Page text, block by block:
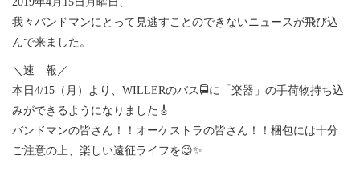
我々バンドマンにとって見逃すことのできないニュースが飛び込
んで来ました。
＼速 報／
本日4/15（月）より、WILLERのバス🚍に「楽器」の手荷物持ち込
みができるようになりました🎸
バンドマンの皆さん！！オーケストラの皆さん！！梱包には十分
ご注意の上、楽しい遠征ライフを😉✨